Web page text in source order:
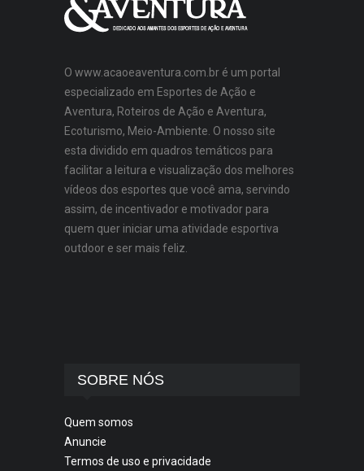
O www.acaoeaventura.com.br é um portal
especializado em Esportes de Ação e
Aventura, Roteiros de Ação e Aventura,
Ecoturismo, Meio-Ambiente. O nosso site
esta dividido em quadros temáticos para
facilitar a leitura e visualização dos melhores
vídeos dos esportes que você ama, servindo
assim, de incentivador e motivador para
quem quer iniciar uma atividade esportiva
outdoor e ser mais feliz.
SOBRE NÓS
Quem somos
Anuncie
Termos de uso e privacidade